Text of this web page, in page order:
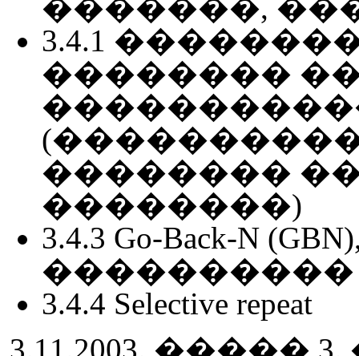
�������,
3.4.1
��������
��������
��������)
3.4.3 Go-Back-N
����������
3.4.4 Selective repeat
3.11.2003.